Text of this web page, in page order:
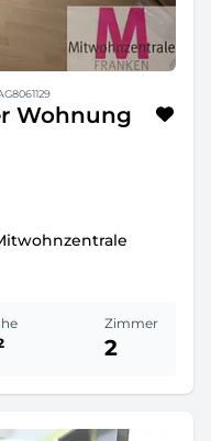
Wohnung
Zimmer
2